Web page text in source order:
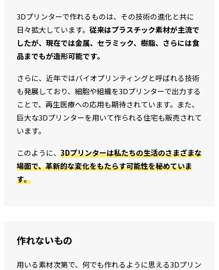
3Dプリンターで作れるものは、その技術の進化と共に
日々拡大しています。従来はプラスチック素材が主流で
したが、現在では金属、セラミック、樹脂、さらには食
品までもが造形可能です。
さらに、近年ではバイオプリンティングと呼ばれる技術
も発展しており、細胞や組織を3Dプリンターで出力する
ことで、再生医療への応用も期待されています。また、
巨大な3Dプリンターを用いて作られる住宅も販売されて
います。
このように、3Dプリンターは私たちの生活のさまざまな
場面で、革新的な変化をもたらす可能性を秘めていま
す。
作れないもの
用いる素材次第で、何でも作れるように思える3Dプリン